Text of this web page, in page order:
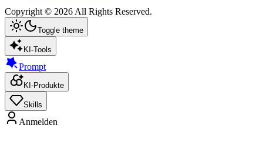
Copyright © 2026 All Rights Reserved.
Toggle theme
KI-Tools
Prompt
KI-Produkte
Skills
Anmelden